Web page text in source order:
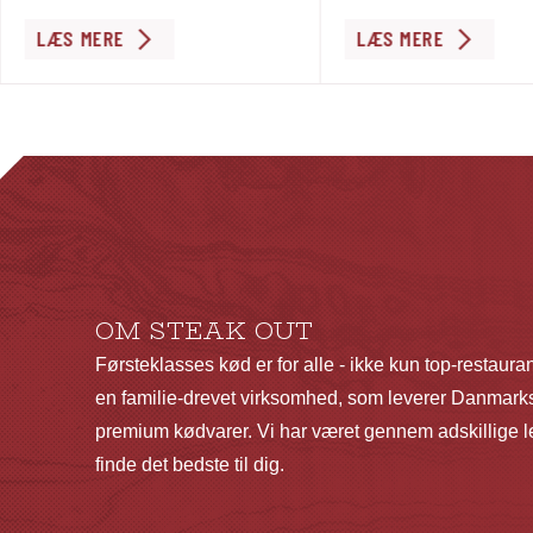
LÆS MERE
Dette
LÆS MERE
OM STEAK OUT
Førsteklasses kød er for alle - ikke kun top-
en familie-drevet virksomhed, som leverer
premium kødvarer. Vi har været gennem adskillige
finde det bedste til dig.